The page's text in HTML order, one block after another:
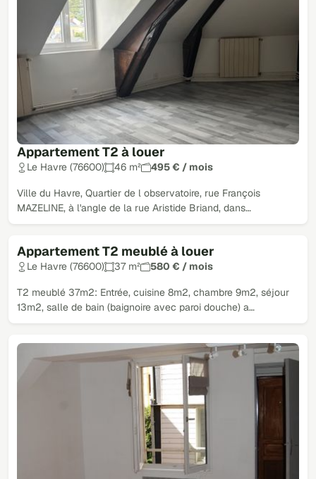
Appartement T2 à louer
Le Havre (76600) 46 m² 495 € / mois
Ville du Havre, Quartier de l observatoire, rue François
MAZELINE, à l'angle de la rue Aristide Briand, dans…
Appartement T2 meublé à louer
Le Havre (76600) 37 m² 580 € / mois
T2 meublé 37m2: Entrée, cuisine 8m2, chambre 9m2, séjour
13m2, salle de bain (baignoire avec paroi douche) a…